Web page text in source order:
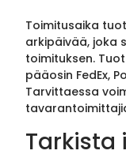
Toimitusaika
arkipäivää, joka
toimituksen.
pääosin FedEx,
Tarvittaessa
Tarkista